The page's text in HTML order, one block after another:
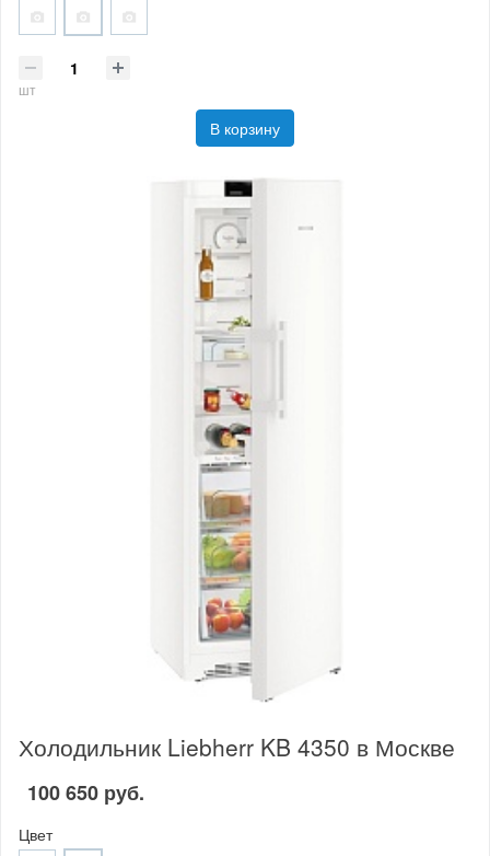
шт
В корзину
Холодильник Liebherr KB 4350 в Москве
100 650 руб.
Цвет